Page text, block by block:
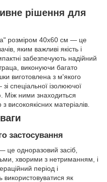
рішення для
розміром 40x60 см — це
яким важливі якість і
забезпечують надійний
виконуючи багато
виготовлена з м'якого
спеціальної ізолюючої
Між ними знаходиться
матеріалів.
застосування
це одноразовий засіб,
хворими з нетриманням, і
період і
використовуватися як